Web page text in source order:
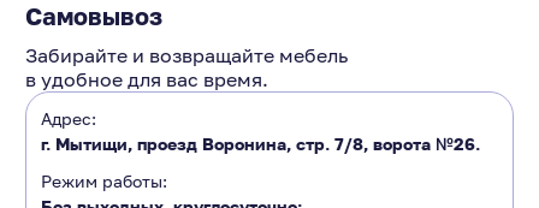
Самовывоз
Забирайте и возвращайте мебель
в удобное для вас время.
Адрес:
г. Мытищи, проезд Воронина, стр. 7/8, ворота №26.
Режим работы: